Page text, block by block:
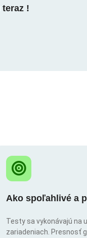
!
Ako spoľahlivé a
Testy sa vykonávajú na
zariadeniach. Presnosť